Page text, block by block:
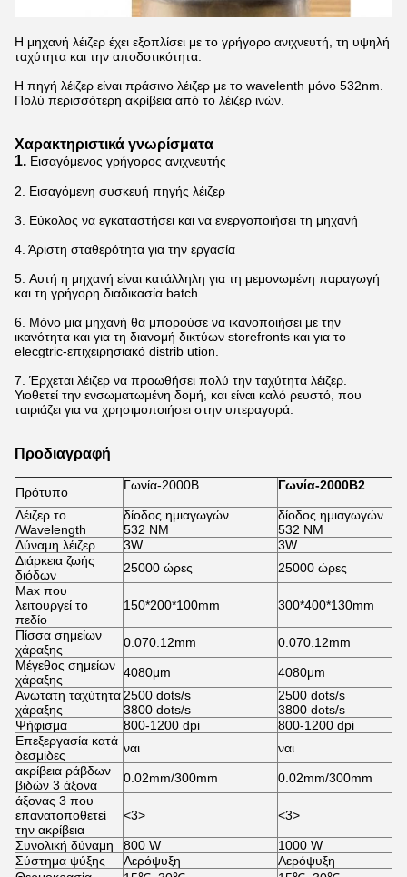
Η μηχανή λέιζερ έχει εξοπλίσει με το γρήγορο ανιχνευτή, τη υψηλή
ταχύτητα και την αποδοτικότητα.
Η πηγή λέιζερ είναι πράσινο λέιζερ με το wavelenth μόνο 532nm.
Πολύ περισσότερη ακρίβεια από το λέιζερ ινών.
Χαρακτηριστικά γνωρίσματα
1. Εισαγόμενος γρήγορος ανιχνευτής
2. Εισαγόμενη συσκευή πηγής λέιζερ
3. Εύκολος να εγκαταστήσει και να ενεργοποιήσει τη μηχανή
4. Άριστη σταθερότητα για την εργασία
5. Αυτή η μηχανή είναι κατάλληλη για τη μεμονωμένη παραγωγή
και τη γρήγορη διαδικασία batch.
6. Μόνο μια μηχανή θα μπορούσε να ικανοποιήσει με την
ικανότητα και για τη διανομή δικτύων storefronts και για το
elecgtric-επιχειρησιακό distrib ution.
7. Έρχεται λέιζερ να προωθήσει πολύ την ταχύτητα λέιζερ.
Υιοθετεί την ενσωματωμένη δομή, και είναι καλό ρευστό, που
ταιριάζει για να χρησιμοποιήσει στην υπεραγορά.
Προδιαγραφή
Πρότυπο Γωνία-2000B Γωνία-2000B2
Λέιζερ το
/Wavelength
δίοδος ημιαγωγών
532 NM
δίοδος ημιαγωγών
532 NM
Δύναμη λέιζερ
3W
3W
Διάρκεια ζωής
διόδων
25000 ώρες
25000 ώρες
Max που
λειτουργεί το
πεδίο
150*200*100mm 300*400*130mm
Πίσσα σημείων
χάραξης
0.070.12mm
0.070.12mm
Μέγεθος σημείων
χάραξης
4080μm
4080μm
Ανώτατη ταχύτητα
χάραξης
2500 dots/s
3800 dots/s
2500 dots/s
3800 dots/s
Ψήφισμα
800-1200 dpi
800-1200 dpi
Επεξεργασία κατά
δεσμίδες
ναι
ναι
ακρίβεια ράβδων
βιδών 3 άξονα
0.02mm/300mm
0.02mm/300mm
άξονας 3 που
επανατοποθετεί
την ακρίβεια
<3> <3>
Συνολική δύναμη 800 W
1000 W
Σύστημα ψύξης
Αερόψυξη
Αερόψυξη